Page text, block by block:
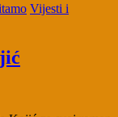
Vijesti i